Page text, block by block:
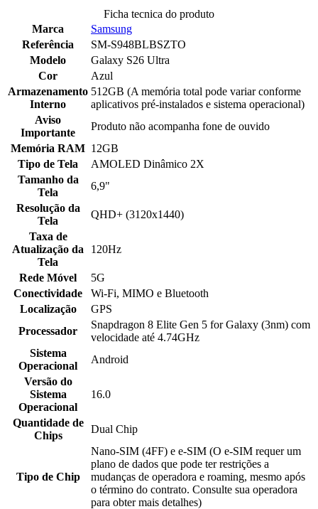
Ficha tecnica do produto
Marca
Samsung
Referência
SM-S948BLBSZTO
Modelo
Galaxy S26 Ultra
Cor
Azul
Armazenamento
Interno
512GB (A memória total pode variar conforme
aplicativos pré-instalados e sistema operacional)
Aviso
Importante
Produto não acompanha fone de ouvido
Memória RAM 12GB
Tipo de Tela
AMOLED Dinâmico 2X
Tamanho da
Tela
6,9"
Resolução da
Tela
QHD+ (3120x1440)
Taxa de
Atualização da
Tela
120Hz
Rede Móvel
5G
Conectividade
Wi-Fi, MIMO e Bluetooth
Localização
GPS
Processador
Snapdragon 8 Elite Gen 5 for Galaxy (3nm) com
velocidade até 4.74GHz
Sistema
Operacional
Android
Versão do
Sistema
Operacional
16.0
Quantidade de
Chips
Dual Chip
Tipo de Chip
Nano-SIM (4FF) e e-SIM (O e-SIM requer um
plano de dados que pode ter restrições a
mudanças de operadora e roaming, mesmo após
o término do contrato. Consulte sua operadora
para obter mais detalhes)